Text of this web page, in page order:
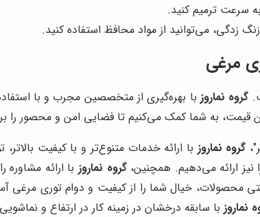
سرعت ترمیم کنید.
زدگی، می‌توانید از مواد محافظ استفاده کنید.
مرغی
گروه نماروز با بهره‌گیری از متخصصین مجرب و با
قیمت، به شما کمک می‌کنیم تا فضایی امن و محصور را
گروه نماروز با ارائه خدمات متنوع‌تر و با کیفیت
نیز ارائه می‌دهیم. همچنین،گروه نماروز با ارائه
محصولات، خیال شما را از کیفیت و دوام توری
نماروز با سابقه درخشان در زمینه کار در ارتفاع و